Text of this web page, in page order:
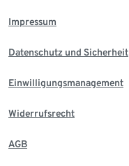
Impressum
Datenschutz und Sicherheit
Einwilligungsmanagement
Widerrufsrecht
AGB